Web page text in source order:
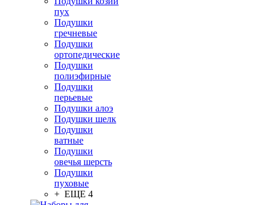
пух
Подушки
гречневые
Подушки
ортопедические
Подушки
полиэфирные
Подушки
перьевые
Подушки алоэ
Подушки шелк
Подушки
ватные
Подушки
овечья шерсть
Подушки
пуховые
+ ЕЩЕ 4